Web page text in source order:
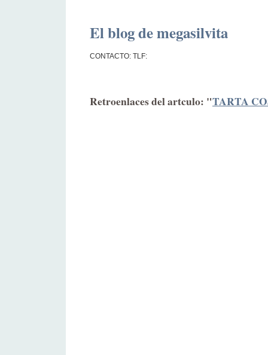
El blog de megasilvita
CONTACTO: TLF:
Retroenlaces del artculo: "TARTA